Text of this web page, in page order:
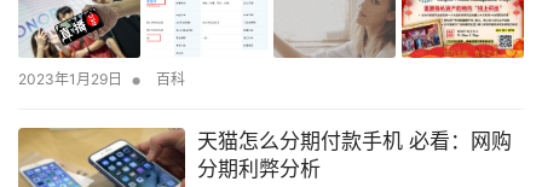
2023年1月29日 • 百科
天猫怎么分期付款手机 必看：网购
分期利弊分析